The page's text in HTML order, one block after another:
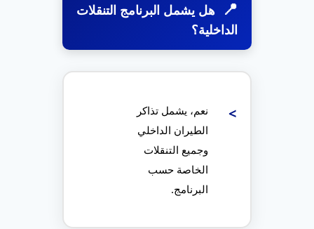
هل يشمل البرنامج التنقلات
الداخلية؟
نعم، يشمل تذاكر
الطيران الداخلي
وجميع التنقلات
الخاصة حسب
البرنامج.